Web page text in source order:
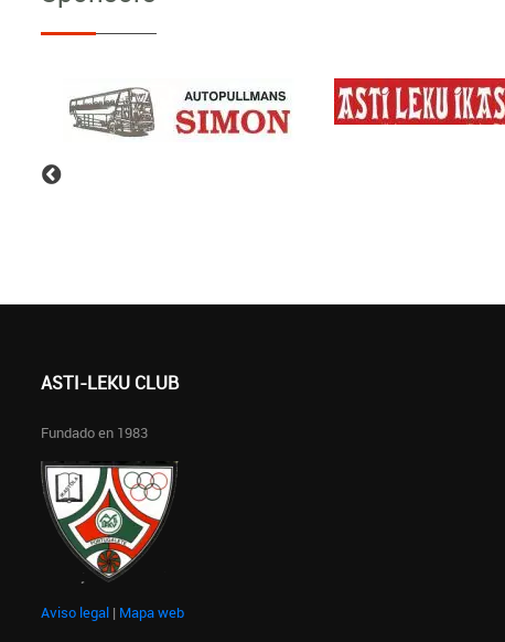
ASTI-LEKU CLUB
Fundado en 1983
Aviso legal | Mapa web